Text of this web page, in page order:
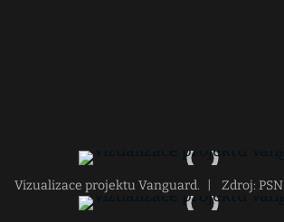
Vizualizace projektu Vanguard. Zdroj: PSN